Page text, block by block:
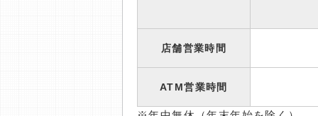
店舗営業時間
ATM営業時間